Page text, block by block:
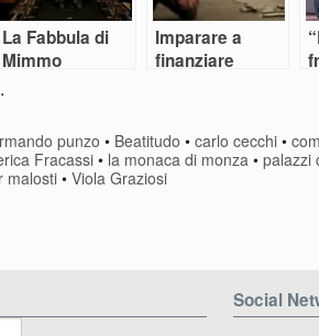
La Fabbula di
Mimmo
Imparare a
finanziare
.
punzo • Beatitudo •carlo cecchi •
Fracassi• la monaca di monza • palazzi
malosti • Viola Graziosi
Social